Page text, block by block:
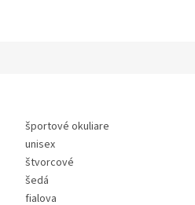
športové okuliare
unisex
štvorcové
šedá
fialova